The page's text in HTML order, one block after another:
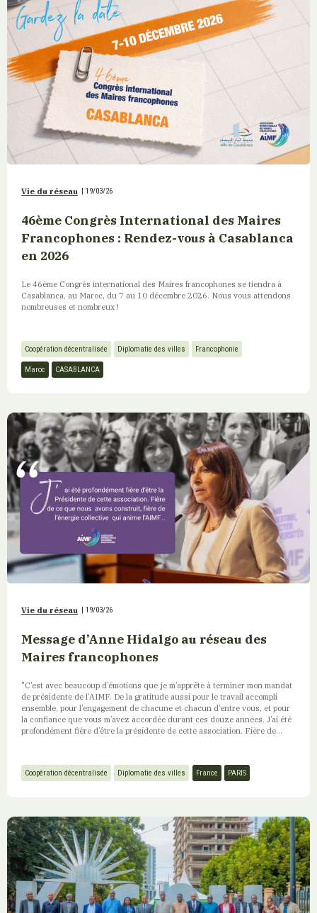
Vie du réseau | 19/03/26
46ème Congrès International des Maires
Francophones : Rendez-vous à Casablanca
en 2026
Le 46ème Congrès international des Maires francophones se tiendra à
Casablanca, au Maroc, du 7 au 10 décembre 2026. Nous vous attendons
nombreuses et nombreux !
Coopération décentralisée Diplomatie des villes Francophonie
Maroc CASABLANCA
Vie du réseau | 19/03/26
Message d’Anne Hidalgo au réseau des
Maires francophones
"C’est avec beaucoup d’émotions que je m’apprête à terminer mon mandat
de présidente de l’AIMF. De la gratitude aussi pour le travail accompli
ensemble, pour l’engagement de chacune et chacun d’entre vous, et pour
la confiance que vous m’avez accordée durant ces douze années. J’ai été
profondément fière d’être la présidente de cette association. Fière de...
Coopération décentralisée Diplomatie des villes France PARIS